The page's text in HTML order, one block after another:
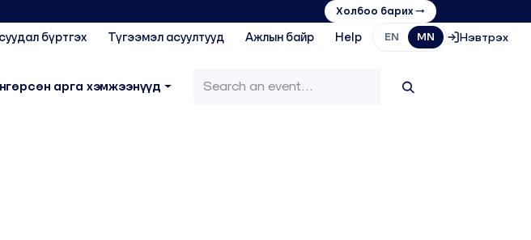
Холбоо барих →
бүртгэх Түгээмэл асуултууд Ажлын байр Help EN MN Нэвтрэх
арга хэмжээнүүд